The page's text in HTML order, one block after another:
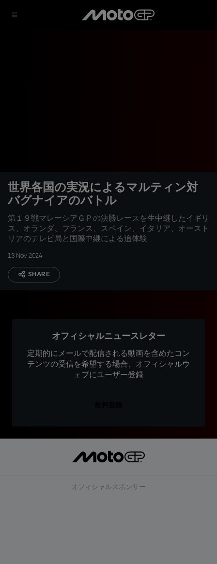
世界各国の実況によるマルティン対
バグナイアのバトル
第１９戦マレーシアＧＰの決勝レースを生中継したイギリ
ス、オランダ、フランス、スペイン、イタリア、オースト
リアのテレビ局と国際中継による追体験
13 Nov 2024
SHARE
オフィシャルニュースレター
定期的にメールで配信される動画を含めたコン
テンツの受信を希望する場合、オフィシャルウ
ェブにユーザー登録
オフィシャルスポンサー